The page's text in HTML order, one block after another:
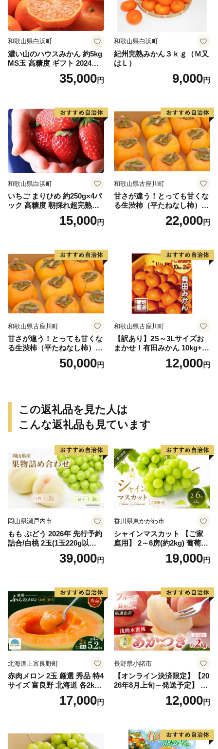
和歌山県白浜町
濃い山のハウスみかん 約5kg
MS玉 高糖度 ギフト 2024年7
35,000円
和歌山県白浜町
紀州完熟みかん３ｋｇ（Ｍ又
はＬ）
9,000円
和歌山県白浜町
いちご まりひめ 約250g×4パ
ック 高糖度 朝採れ超完熟ま
りひめ 1月以降発送分
15,000円
和歌山県古座川町
甘さが違う！とっても甘くな
る生渋柿（平たねなし柿）吊
ップ付約4.5～5kg 約24～30
22,000円
和歌山県古座川町
甘さが違う！とっても甘くな
る生渋柿（平たねなし柿）吊
ップ付約14.5～15kg 約60～
50,000円
和歌山県古座川町
【訳あり】2S～3Lサイズお
まかせ！有田みかん 10kg+2k
g保証分 11月から12月下旬ま
でに順次発送致します。 / 訳
12,000円
この返礼品を見た人は
こんな返礼品も見ています
岡山県瀬戸内市
もも ぶどう 2026年 先行予約
詰合/白桃 2玉(1玉220g以
上)・シャインマスカット 晴
39,000円
香川県東かがわ市
シャインマスカット 【ご家
庭用】 2～6房(約2kg) 葡萄 ぶ
どう ブドウ フルーツ 果物 く
だもの 果実 旬の果物 旬のフ
19,000円
北海道上富良野町
赤肉メロン 2玉 厳選 秀品 特4
サイズ 富良野 北海道 各2kg
～2.6kg 2玉 セット ファーム
富良野 メロン めろん 果物 く
17,000円
長野県小諸市
【オンライン決済限定】【20
26年8月上旬～発送予定】 先
行予約 「浅間水蜜桃プレミ
アム」 もも あかつき 秀品 約
果肉 長野県産 小諸市
12,000円